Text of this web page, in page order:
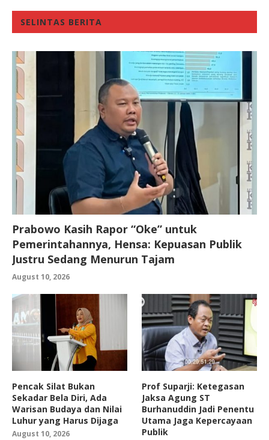
SELINTAS BERITA
Prabowo Kasih Rapor “Oke” untuk
Pemerintahannya, Hensa: Kepuasan Publik
Justru Sedang Menurun Tajam
August 10, 2026
Pencak Silat Bukan
Sekadar Bela Diri, Ada
Warisan Budaya dan Nilai
Luhur yang Harus Dijaga
August 10, 2026
Prof Suparji: Ketegasan
Jaksa Agung ST
Burhanuddin Jadi Penentu
Utama Jaga Kepercayaan
Publik